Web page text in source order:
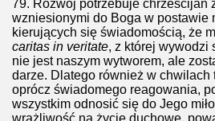
79. Rozwój potrzebuje chrześcijan
wzniesionymi do Boga w postawie
kierujących się świadomością, że
caritas in veritate, z której wywodzi
nie jest naszym wytworem, ale
darze. Dlatego również w chwilach
oprócz świadomego reagowania,
wszystkim odnosić się do Jego
wrażliwość na życie duchowe,